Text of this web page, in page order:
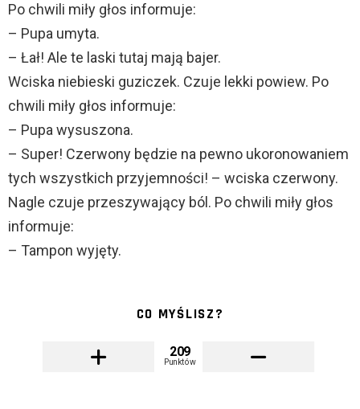
Po chwili miły głos informuje:
– Pupa umyta.
– Łał! Ale te laski tutaj mają bajer.
Wciska niebieski guziczek. Czuje lekki powiew. Po
chwili miły głos informuje:
– Pupa wysuszona.
– Super! Czerwony będzie na pewno ukoronowaniem
tych wszystkich przyjemności! – wciska czerwony.
Nagle czuje przeszywający ból. Po chwili miły głos
informuje:
– Tampon wyjęty.
CO MYŚLISZ?
209
Punktów